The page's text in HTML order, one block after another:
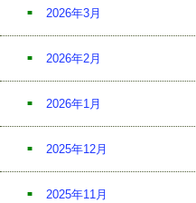
2026年3月
2026年2月
2026年1月
2025年12月
2025年11月